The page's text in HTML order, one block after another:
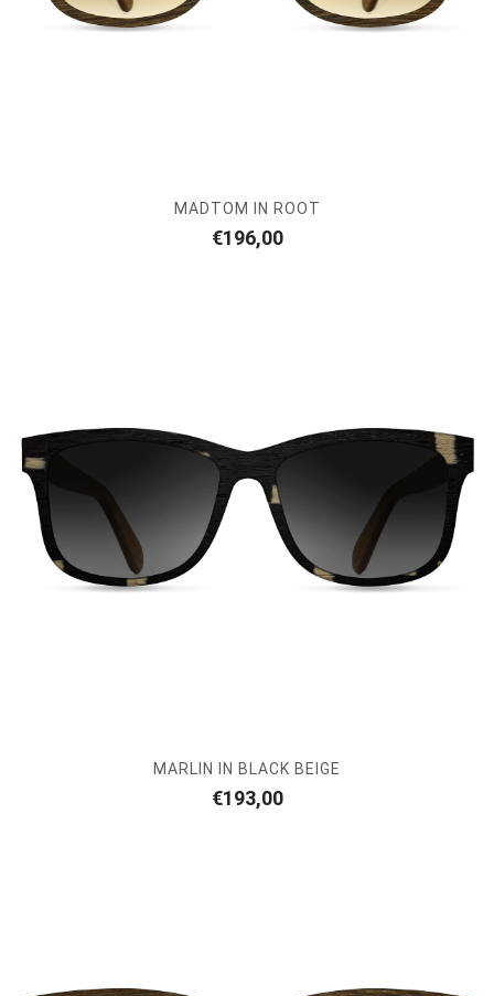
MADTOM IN ROOT
€196,00
MARLIN IN BLACK BEIGE
€193,00